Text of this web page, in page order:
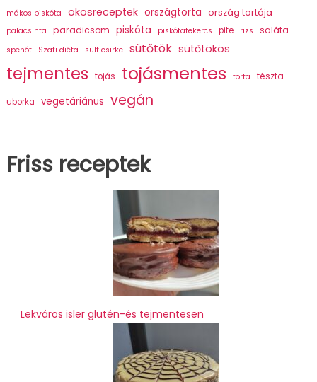
mákos piskóta okosreceptek országtorta ország tortája
palacsinta paradicsom piskóta piskótatekercs pite rizs saláta
spenót Szafi diéta sült csirke sütőtök sütőtökös
tejmentes tojás tojásmentes torta tészta
uborka vegetáriánus vegán
Friss receptek
Lekváros isler glutén-és tejmentesen